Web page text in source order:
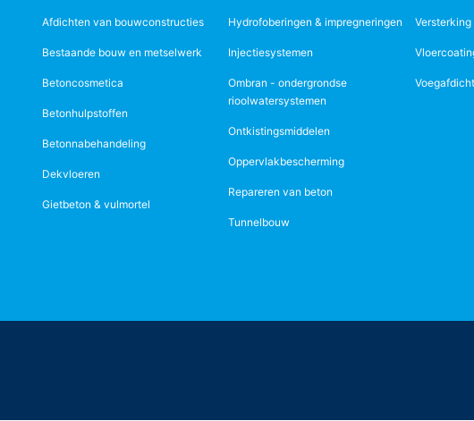
Afdichten van bouwconstructies
Bestaande bouw en metselwerk
Betoncosmetica
Betonhulpstoffen
Betonnabehandeling
Dekvloeren
Gietbeton & vulmortel
Hydrofoberingen & impregneringen
Injectiesystemen
Ombran - ondergrondse
rioolwatersystemen
Ontkistingsmiddelen
Oppervlakbescherming
Repareren van beton
Tunnelbouw